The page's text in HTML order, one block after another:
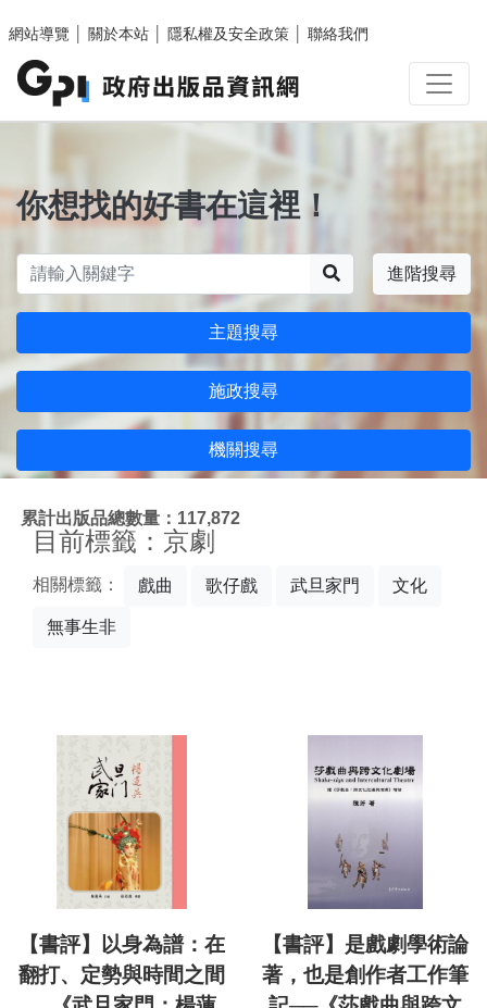
網站導覽
關於本站 隱私權及安全政策 聯絡我們
你想找的好書在這裡！
進階搜尋
主題搜尋
施政搜尋
機關搜尋
累計出版品總數量：117,872
目前標籤：京劇
相關標籤： 戲曲 歌仔戲 武旦家門 文化
無事生非
【書評】以身為譜：在
翻打、定勢與時間之間
【書評】是戲劇學術論
著，也是創作者工作筆